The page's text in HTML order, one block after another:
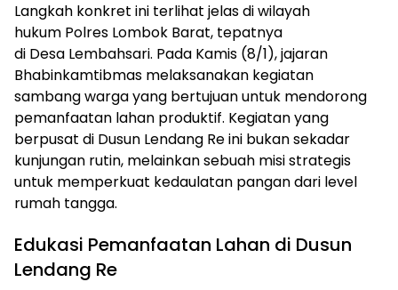
Langkah konkret ini terlihat jelas di wilayah
hukum Polres Lombok Barat, tepatnya
di Desa Lembahsari. Pada Kamis (8/1), jajaran
Bhabinkamtibmas melaksanakan kegiatan
sambang warga yang bertujuan untuk mendorong
pemanfaatan lahan produktif. Kegiatan yang
berpusat di Dusun Lendang Re ini bukan sekadar
kunjungan rutin, melainkan sebuah misi strategis
untuk memperkuat kedaulatan pangan dari level
rumah tangga.
Edukasi Pemanfaatan Lahan di Dusun
Lendang Re